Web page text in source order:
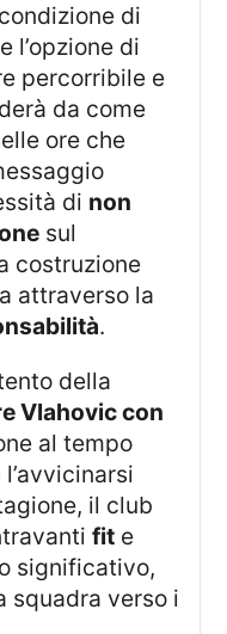
l’opzione di
percorribile e
da come
ore che
di non
sul
costruzione
attraverso la
.
Vlahovic con
al tempo
il club
fit e
significativo,
squadra verso i